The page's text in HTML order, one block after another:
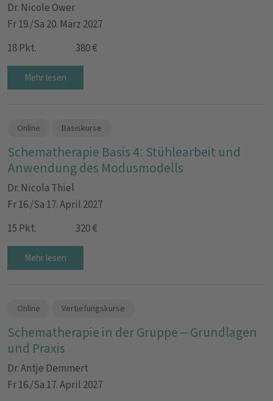
Dr. Nicole Ower
Fr 19./Sa 20. März 2027
18 Pkt.
380 €
Mehr lesen
Online Basiskurse
Schematherapie Basis 4: Stühlearbeit und
Anwendung des Modusmodells
Dr. Nicola Thiel
Fr 16./Sa 17. April 2027
15 Pkt.
320 €
Mehr lesen
Online Vertiefungskurse
Schematherapie in der Gruppe – Grundlagen
und Praxis
Dr. Antje Demmert
Fr 16./Sa 17. April 2027